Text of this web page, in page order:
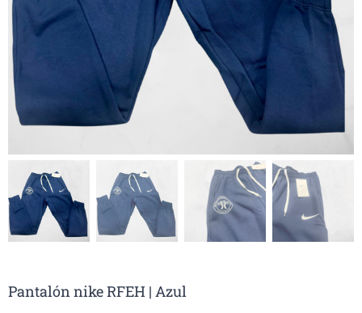
Pantalón nike RFEH | Azul